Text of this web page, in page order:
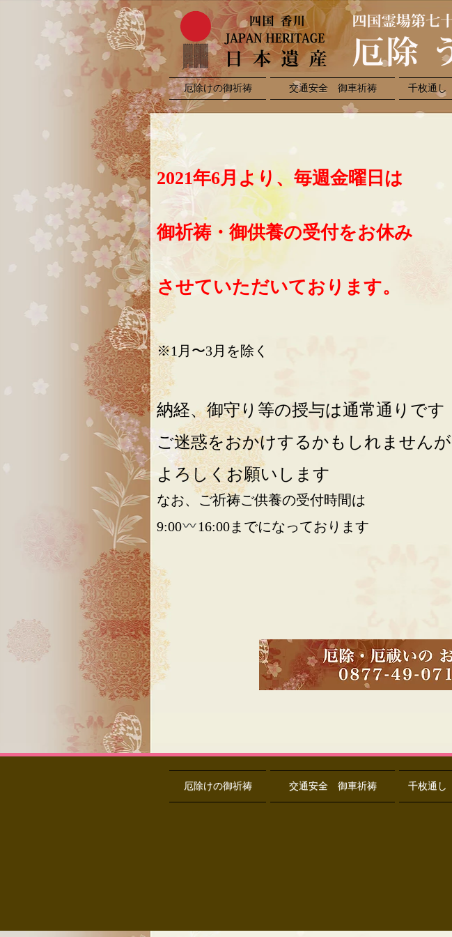
厄除けの御祈祷 交通安全 御車祈祷 千枚通し
2021年6月より、毎週金曜日は
御祈祷・御供養の受付をお休み
させていただいております。
※1月〜3月を除く
納経、御守り等の授与は通常通りです
ご迷惑をおかけするかもしれませんが
よろしくお願いします
なお、ご祈祷ご供養の受付時間は
9:00
16:00までになっております
厄除けの御祈祷 交通安全 御車祈祷 千枚通し